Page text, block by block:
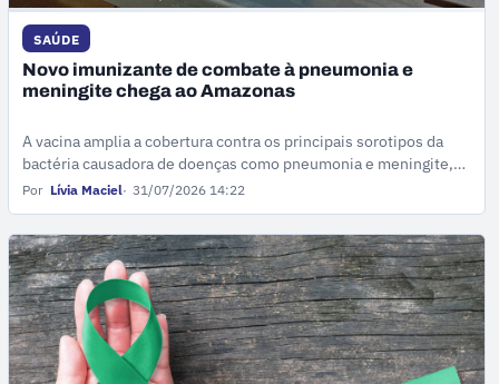
SAÚDE
Novo imunizante de combate à pneumonia e
meningite chega ao Amazonas
A vacina amplia a cobertura contra os principais sorotipos da
bactéria causadora de doenças como pneumonia e meningite,
passando a integrar o calendário infantil do SUS e a Rede de
Por Lívia Maciel 31/07/2026 14:22